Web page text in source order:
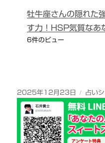
牡牛座さんの隠れた
す力！HSP気質なあ
6件のビュー
投
稿
2025年12月23日
カ
テ
ゴ
リ
占い